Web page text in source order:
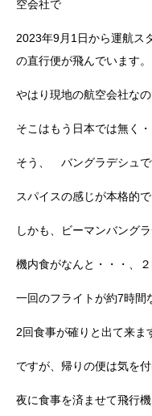
空会社で
2023年9月1日から運航ス
の直行便が飛んでいます。
やはり現地の航空会社な
そこはもう日本では無く
そう、 バングラデシュで
スパイスの感じが本格的
しかも、ビーマンバング
機内食がなんと・・・、２
一回のフライトが約7時間
2回食事が確りと出て来ま
ですが、帰りの便は気を付
夜に食事を済ませて飛行